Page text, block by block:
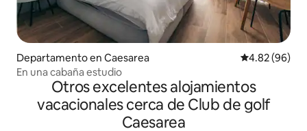
Departamento en Caesarea Calificación
4.82 (96)
En una cabaña estudio
Otros excelentes alojamientos
vacacionales cerca de Club de golf
Caesarea